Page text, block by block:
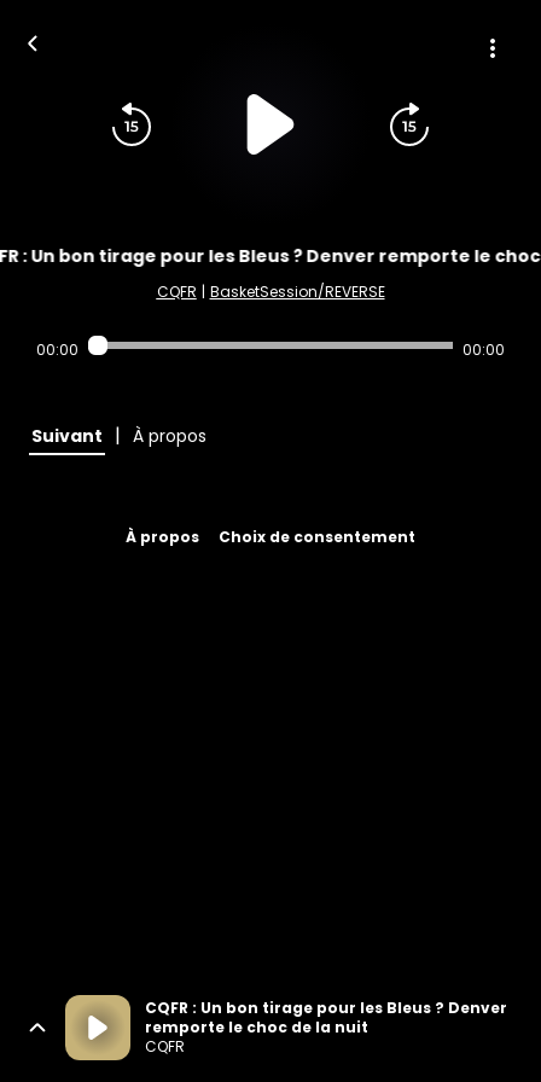
: Un bon tirage pour les Bleus ? Denver remporte le
CQFR | BasketSession/REVERSE
00:00 00:00
Suivant | À propos
À propos Choix de consentement
CQFR : Un bon tirage pour les Bleus ? Denver
remporte le choc de la nuit
CQFR